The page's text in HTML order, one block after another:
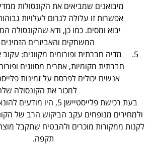
מיבואנים שמביאים את הקונסולות
אפשרות זו עלולה לגרום לעלויות
יבוא ומסים. כמו כן, ודא שהקונסולה
המשחקים והאביזרים
מדיה חברתית ופורומים מקוונים:
חברתית מקומיות, אתרים מסווגים
למכור את הקונסולה
בעת רכישת פלייסטיישן 5, היו
ולמחירים מנופחים עקב הביקוש הרב של
לקנות ממקורות מוכרים ולהבטיח שתקבל
תקפה.